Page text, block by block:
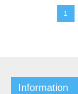
1
Information